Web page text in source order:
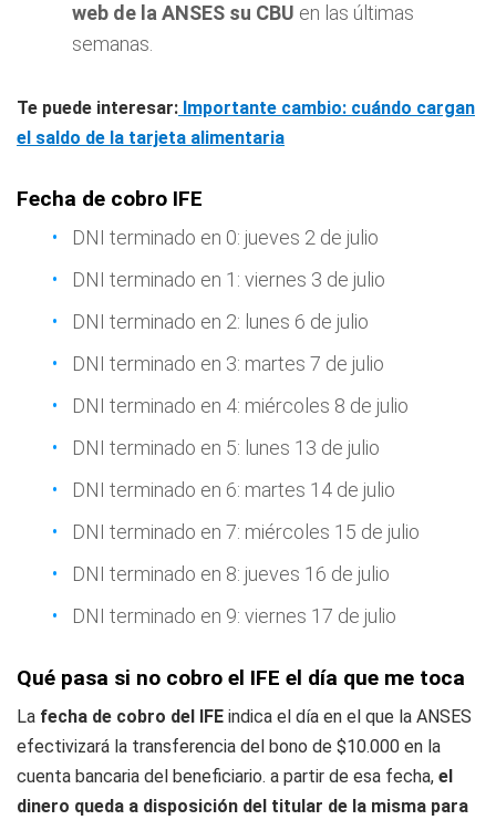
web de la ANSES su CBU en las últimas
semanas.
Te puede interesar: Importante cambio: cuándo cargan
el saldo de la tarjeta alimentaria
Fecha de cobro IFE
DNI terminado en 0: jueves 2 de julio
DNI terminado en 1: viernes 3 de julio
DNI terminado en 2: lunes 6 de julio
DNI terminado en 3: martes 7 de julio
DNI terminado en 4: miércoles 8 de julio
DNI terminado en 5: lunes 13 de julio
DNI terminado en 6: martes 14 de julio
DNI terminado en 7: miércoles 15 de julio
DNI terminado en 8: jueves 16 de julio
DNI terminado en 9: viernes 17 de julio
Qué pasa si no cobro el IFE el día que me toca
La fecha de cobro del IFE indica el día en el que la ANSES
efectivizará la transferencia del bono de $10.000 en la
cuenta bancaria del beneficiario. a partir de esa fecha, el
dinero queda a disposición del titular de la misma para